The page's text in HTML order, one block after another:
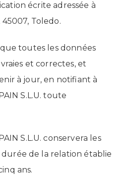
écrite adressée à
45007, Toledo.
toutes les données
et correctes, et
à jour, en notifiant à
S.L.U. toute
S.L.U. conservera les
de la relation établie
ans.